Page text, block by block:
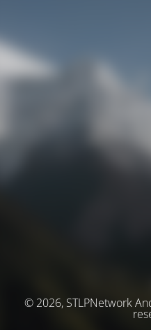
© 2026, STLPNetwork